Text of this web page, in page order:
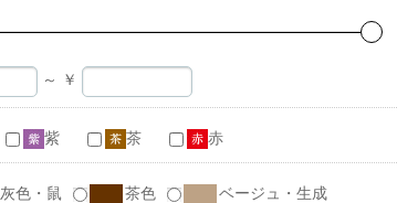
～ ￥
紫 茶 赤
灰色・鼠 茶色
ベージュ・生成